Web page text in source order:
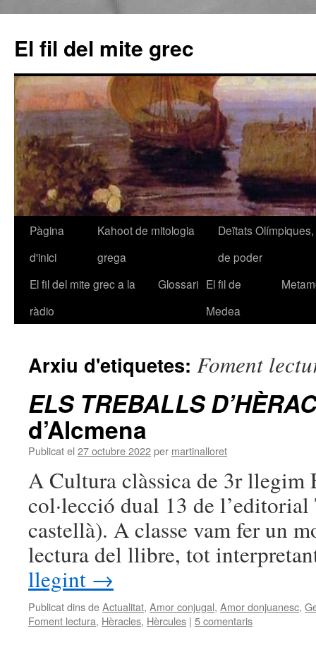
El fil del mite grec
Vés
contingut
Pàgina
d'inici
Kahoot de mitologia
grega
Deïtats
de poder
El fil del mite grec a la
ràdio
Glossari El fil de
Medea
Arxiu d'etiquetes: Foment
ELS TREBALLS
d’Alcmena
Publicat el 27 octubre 2022per martinalloret
A Cultura clàssica de 3r llegim
col·lecció dual 13 de
castellà). A classe vam fer un
lectura del llibre, tot
llegint →
Publicat dins deActualitat, Amor conjugal, Amor donjuanesc,
Foment lectura, Hèracles, Hèrcules | 5 comentaris